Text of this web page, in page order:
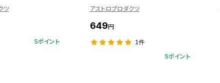
ツ
5ポイント
アストロプロダクツ
649円
1件
5ポイント